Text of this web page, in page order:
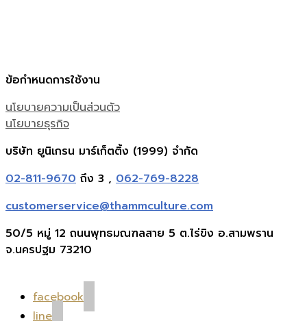
ข้อกำหนดการใช้งาน
นโยบายความเป็นส่วนตัว
นโยบายธุรกิจ
บริษัท ยูนิเกรน มาร์เก็ตติ้ง (1999) จำกัด
02-811-9670 ถึง 3 , 062-769-8228
customerservice@thammculture.com
50/5 หมู่ 12 ถนนพุทธมณฑลสาย 5 ต.ไร่ขิง อ.สามพราน
จ.นครปฐม 73210
facebook
line